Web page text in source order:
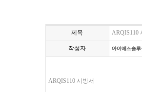
제목 ARQIS110
작성자
ARQIS110 시방서